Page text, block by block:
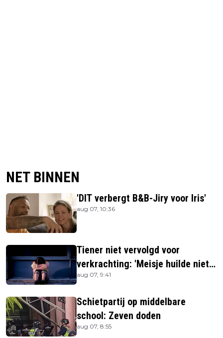
NET BINNEN
'DIT verbergt B&B-Jiry voor Iris'
aug 07, 10:36
Tiener niet vervolgd voor
verkrachting: 'Meisje huilde niet
hard genoeg'
aug 07, 9:41
Schietpartij op middelbare
school: Zeven doden
aug 07, 8:55